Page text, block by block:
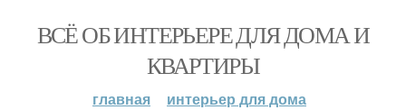
ВСЁ ОБ ИНТЕРЬЕРЕ ДЛЯ ДОМА И
КВАРТИРЫ
главная
интерьер для дома